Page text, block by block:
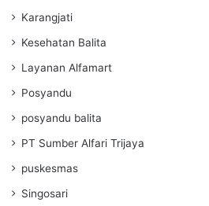
Karangjati
Kesehatan Balita
Layanan Alfamart
Posyandu
posyandu balita
PT Sumber Alfari Trijaya
puskesmas
Singosari